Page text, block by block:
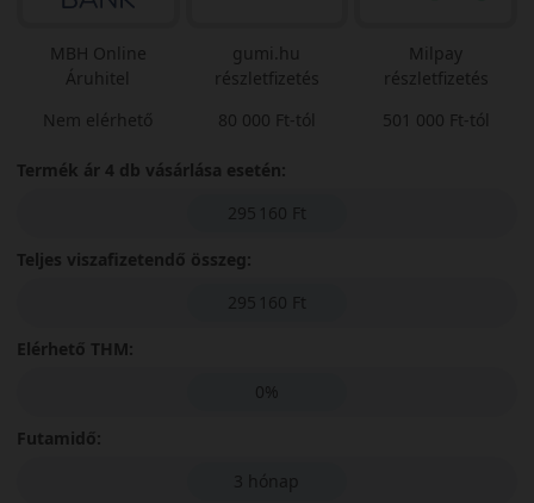
MBH Online
Áruhitel
Nem elérhető
gumi.hu
részletfizetés
80 000 Ft-tól
Milpay
részletfizetés
501 000 Ft-tól
Termék ár 4 db vásárlása esetén:
295 160 Ft
Teljes viszafizetendő összeg:
295 160 Ft
Elérhető THM:
0%
Futamidő:
3 hónap